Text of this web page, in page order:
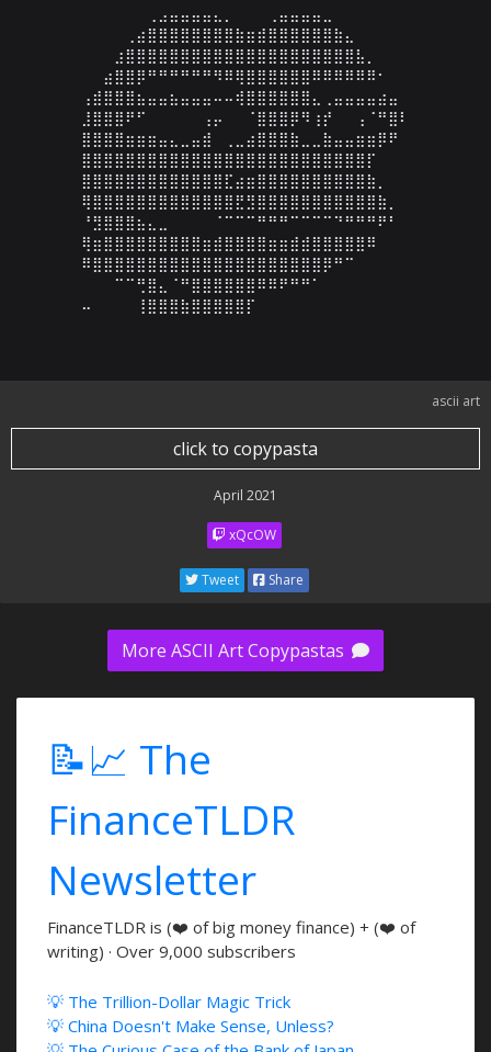
⠀⠀⠀⠀⠀⠀⢀⣠⣤⣤⣤⣤⣄⡀⠀⠀⠀⢀⣤⣤⣤⣤⣀⠀⠀⠀⠀⠀⠀⠀
⠀⠀⠀⠀⢀⣴⣿⣿⣿⣿⣿⣿⣿⣿⣷⣶⣾⣿⣿⣿⣿⣿⣿⣷⣄⠀⠀⠀⠀⠀
⠀⠀⠀⣰⣿⣿⣿⣿⣿⣿⣿⣿⣿⣿⣿⣿⣿⣿⣿⣿⣿⣿⣿⣿⣿⣧⡀⠀⠀⠀
⠀⠀⣴⣿⣿⡿⠛⠛⠛⠛⠛⠛⠻⠿⢿⣿⣿⣿⣿⣿⣿⠿⠿⠿⠿⠿⠿⠂⠀⠀
⢠⣾⣿⣿⣿⣦⣤⣤⣦⣤⣤⣤⠤⠤⢾⣿⣿⣿⣿⣿⣿⣄⢀⣤⣤⣤⣤⣴⣤⠀
⣸⣿⣿⣿⠟⠋⠀⠀⠀⠀⠀⢠⡤⠀⠀⠈⣿⣿⣿⡿⠻⢰⡞⠀⠀⢠⠈⠛⣿⠇
⣿⣿⣿⣿⣶⣶⣶⣤⣄⣀⣤⣾⠀⢀⣀⣴⣿⣿⣿⣷⣀⣀⣷⣤⣤⣶⣶⡿⠟⠀
⣿⣿⣿⣿⣿⣿⣿⣿⣿⣿⣿⣿⣿⣿⣿⣿⣿⣿⣿⣿⣿⣿⣿⣿⣿⣿⡏⠀⠀⠀
⣿⣿⣿⣿⣿⣿⣿⣿⣿⣿⣿⣿⣿⣏⣴⣶⣿⣿⣿⣿⣿⣿⣿⣿⣿⣿⣷⡀⠀⠀
⢿⣿⣿⣿⣿⣿⣿⣿⣿⣿⣿⣿⣿⣿⣟⣻⣿⣿⣿⣿⣿⣿⣿⣿⣿⣿⣿⣷⡀⠀
⠘⣻⣿⣿⣿⣦⣄⣀⠀⠀⠀⠀⠈⠉⠉⠉⠛⠛⠛⠉⠉⠉⠉⠙⠛⠛⠛⠟⠃⠀
⢿⣶⣿⣿⣿⣿⣿⣿⣿⣿⣿⣶⣾⣿⣿⣿⣿⣶⣶⣾⣾⣿⣿⣿⣿⣿⠿⠀⠀⠀
⠿⣿⣿⣿⣿⣿⣿⣿⣿⣿⣿⣿⣿⣿⣿⣿⣿⣿⣿⣿⣿⣿⡿⠛⠉⠀⠀⠀⠀⠀
⠀⠀⠀⠉⠉⢛⣿⣄⠈⠛⣿⣿⣿⣿⣿⣿⠿⠿⠟⠛⠛⠁⠀⠀⠀⠀⠀⠀⠀⠀
⠤⠀⠀⠀⠀⢸⣿⣿⣿⣷⣿⣿⣿⣿⣿⡏⠀⠀⠀⠀⠀⠀⠀⠀⠀⠀⠀
ascii art
click to copypasta
April 2021
xQcOW
Tweet Share
More ASCII Art Copypastas
📝📈 The
FinanceTLDR
Newsletter
FinanceTLDR is (❤️ of big money finance) + (❤️ of
writing) · Over 9,000 subscribers
💡 The Trillion-Dollar Magic Trick
💡 China Doesn't Make Sense, Unless?